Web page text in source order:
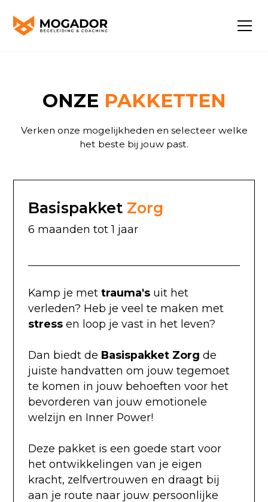
ONZE PAKKETTEN
Verken onze mogelijkheden en selecteer welke
het beste bij jouw past.
Basispakket Zorg
6 maanden tot 1 jaar
Kamp je met trauma's uit het
verleden? Heb je veel te maken met
stress en loop je vast in het leven?
Dan biedt de Basispakket Zorg de
juiste handvatten om jouw tegemoet
te komen in jouw behoeften voor het
bevorderen van jouw emotionele
welzijn en Inner Power!
Deze pakket is een goede start voor
het ontwikkelingen van je eigen
kracht, zelfvertrouwen en draagt bij
aan je route naar jouw persoonlijke